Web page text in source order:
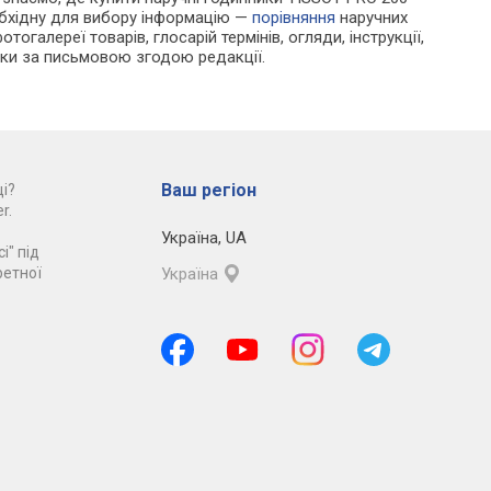
для вибору інформацію —порівняння наручних
товарів, глосарій термінів, огляди, інструкції,
за письмовою згодою редакції.
під
Ваш регіон
Україна, UA
Україна